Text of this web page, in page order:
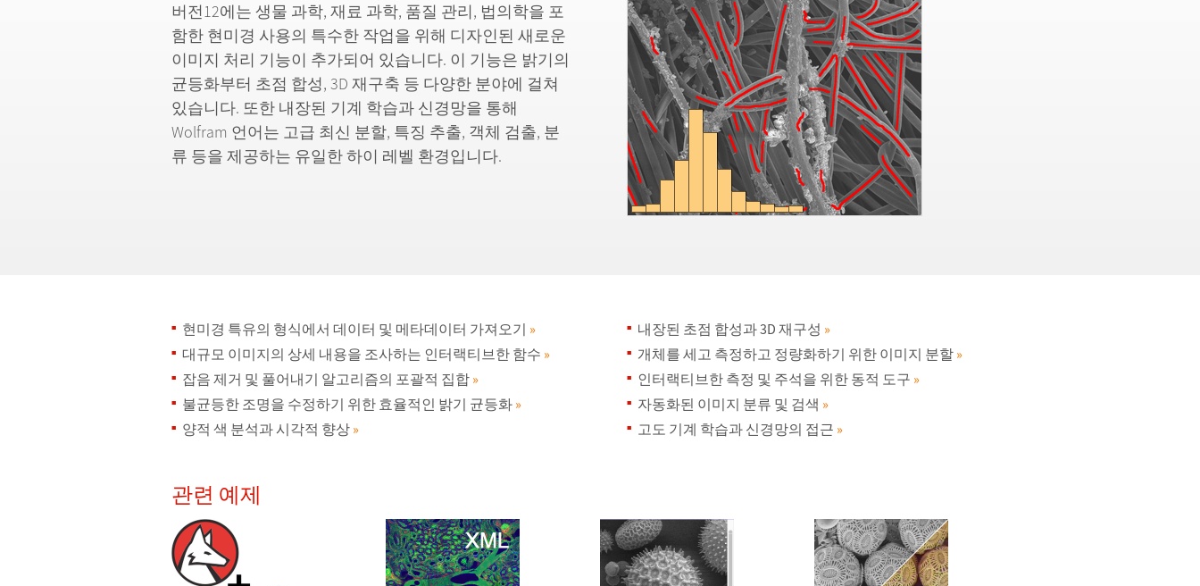
버전12에는 생물 과학, 재료 과학, 품질 관리, 법의학을 포
함한 현미경 사용의 특수한 작업을 위해 디자인된 새로운
이미지 처리 기능이 추가되어 있습니다. 이 기능은 밝기의
균등화부터 초점 합성, 3D 재구축 등 다양한 분야에 걸쳐
있습니다. 또한 내장된 기계 학습과 신경망을 통해
Wolfram 언어는 고급 최신 분할, 특징 추출, 객체 검출, 분
류 등을 제공하는 유일한 하이 레벨 환경입니다.
현미경 특유의 형식에서 데이터 및 메타데이터 가져오기 »
대규모 이미지의 상세 내용을 조사하는 인터랙티브한 함수 »
잡음 제거 및 풀어내기 알고리즘의 포괄적 집합 »
불균등한 조명을 수정하기 위한 효율적인 밝기 균등화 »
양적 색 분석과 시각적 향상 »
내장된 초점 합성과 3D 재구성 »
개체를 세고 측정하고 정량화하기 위한 이미지 분할 »
인터랙티브한 측정 및 주석을 위한 동적 도구 »
자동화된 이미지 분류 및 검색 »
고도 기계 학습과 신경망의 접근 »
관련 예제